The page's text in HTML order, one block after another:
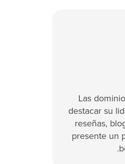
Las
destacar su
reseñas,
presente un